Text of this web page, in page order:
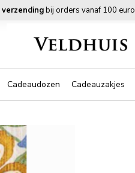
verzendingbij orders vanaf 100 euro
Cadeaudozen Cadeauzakjes